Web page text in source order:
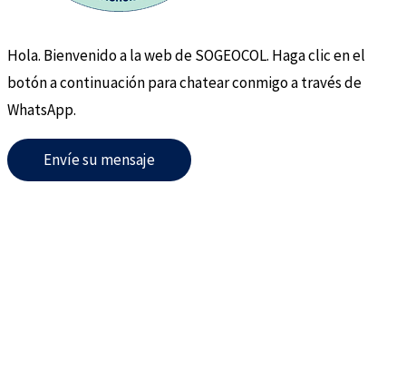
Hola. Bienvenido a la web de SOGEOCOL. Haga clic en el
botón a continuación para chatear conmigo a través de
WhatsApp.
Envíe su mensaje